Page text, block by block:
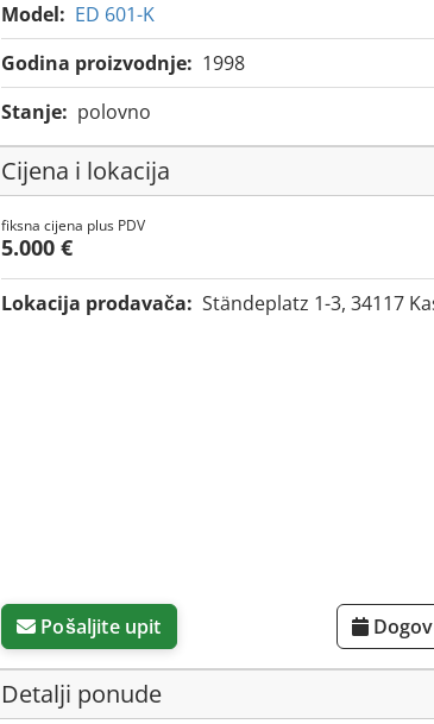
Model: ED 601-K
Godina proizvodnje: 1998
Stanje: polovno
Cijena i lokacija
fiksna cijena plus PDV
5.000 €
Lokacija prodavača: Ständeplatz 1-3, 34117
Pošaljite upit
Detalji ponude